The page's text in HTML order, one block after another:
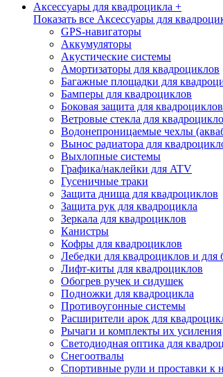
Аксессуары для квадроцикла +
Показать все Аксессуары для
GPS-навигаторы
Аккумуляторы
Акустические системы
Амортизаторы для квадроциклов
Багажные площадки для
Бамперы для квадроциклов
Боковая защита для квадроциклов
Ветровые стекла для
Водонепроницаемые чехлы
Вынос радиатора для
Выхлопные системы
Графика/наклейки для ATV
Гусеничные траки
Защита днища для квадроциклов
Защита рук для квадроцикла
Зеркала для квадроциклов
Канистры
Кофры для квадроциклов
Лебедки для квадроциклов и для
Лифт-киты для квадроциклов
Обогрев ручек и сидушек
Подножки для квадроцикла
Противоугонные системы
Расширители арок для
Рычаги и комплекты их усиления
Светодиодная оптика для
Снегоотвалы
Спортивные рули и проставки к